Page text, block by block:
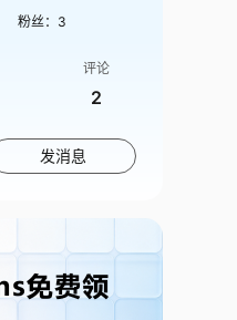
粉丝： 3
评论
2
发消息